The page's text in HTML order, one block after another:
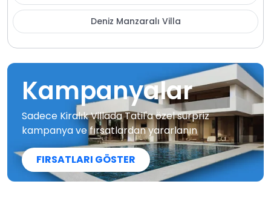
Deniz Manzaralı Villa
Kampanyalar
Sadece Kiralık Villada Tatil'a özel sürpriz
kampanya ve fırsatlardan yararlanın
FIRSATLARI GÖSTER